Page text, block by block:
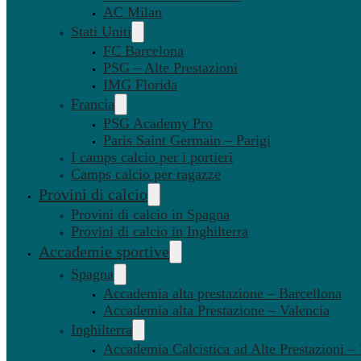
AC Milan
Stati Uniti
FC Barcelona
PSG – Alte Prestazioni
IMG Florida
Francia
PSG Academy Pro
Paris Saint Germain – Parigi
I camps calcio per i portieri
Camps calcio per ragazze
Provini di calcio
Provini di calcio in Spagna
Provini di calcio in Inghilterra
Accademie sportive
Spagna
Accademia alta prestazione – Barcellona
Accademia alta Prestazione – Valencia
Inghilterra
Accademia Calcistica ad Alte Prestazioni